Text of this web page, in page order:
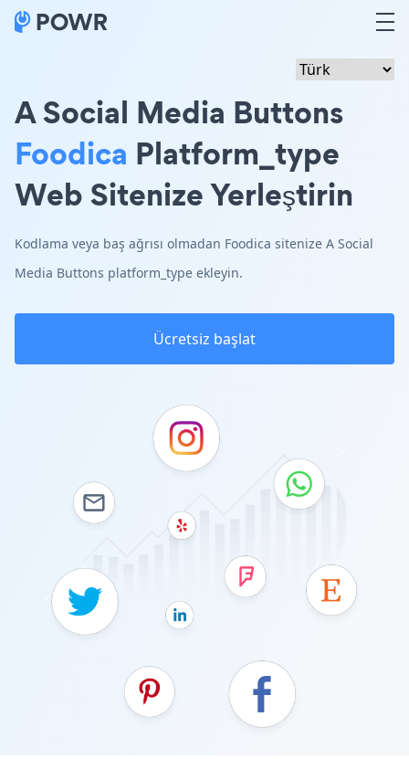
A Social Media Buttons
Foodica Platform_type
Web Sitenize Yerleştirin
Kodlama veya baş ağrısı olmadan Foodica sitenize A Social
Media Buttons platform_type ekleyin.
Ücretsiz başlat